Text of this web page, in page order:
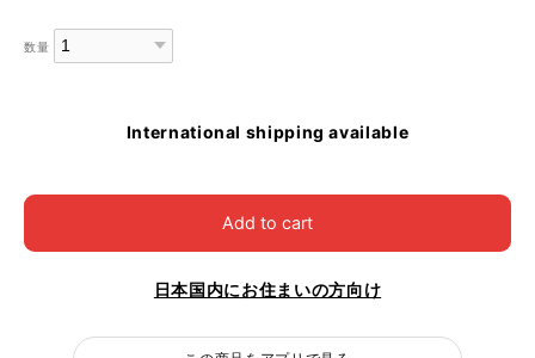
数量
International shipping available
Add to cart
日本国内にお住まいの方向け